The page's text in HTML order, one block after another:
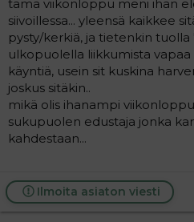
tämä viikonloppu meni ihan
siivoillessa... yleensä kaikkee
pysty/kerkiä, ja tietenkin
ulkopuolella liikkumista
käyntiä, usein sit kuskina
joskus sitäkin..
mikä olis ihanampi
sukupuolen edustaja jonka
kahdestaan...
Ilmoita asiaton viesti